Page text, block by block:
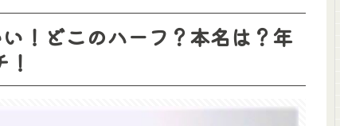
！どこのハーフ？本名は？年